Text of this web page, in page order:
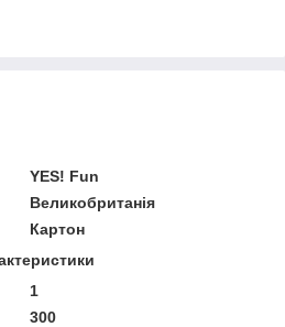
YES! Fun
Великобританія
Картон
1
300